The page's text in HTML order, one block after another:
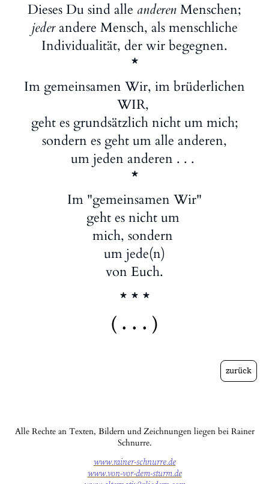
Dieses Du sind alle anderen Menschen;
jederandere Mensch, als menschliche
Individualität, der wir begegnen.
*
Im gemeinsamen Wir, im brüderlichen
WIR,
geht es grundsätzlich nicht um mich;
sondern es geht um alle anderen,
um jeden anderen . . .
*
Im "gemeinsamen Wir"
geht es nicht um
mich, sondern
um jede(n)
von Euch.
* * *
( . . . )
zurück
Alle Rechte an Texten, Bildern und Zeichnungen liegen bei Rainer
Schnurre.
www.rainer-schnurre.de
www.von-vor-dem-sturm.de